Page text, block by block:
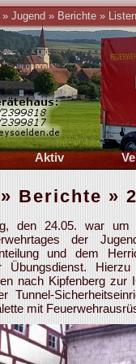
Jugend » Berichte»
Aktiv
Berichte
Übungsplan
Atemschutz
Gruppen
Organigramm
Berichte »
den 24.05. war um
der
und dem
Übungsdienst.
nach Kipfenberg zur
Tunnel-
mit